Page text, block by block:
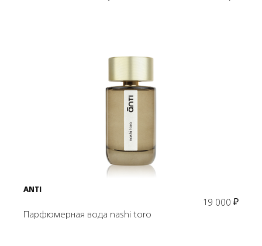
Подробнее
В корзину
ANTI
19 000 ₽
Парфюмерная вода nashi toro